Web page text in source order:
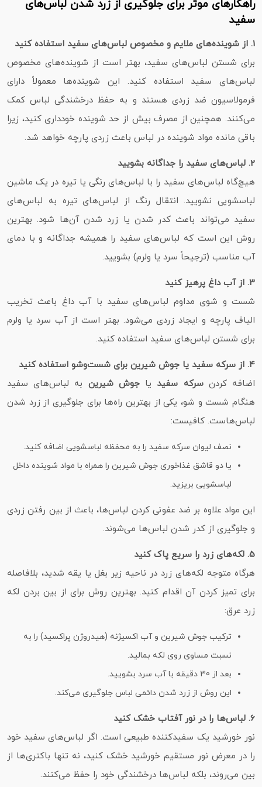
راهکارهای موثر برای جلوگیری از زرد شدن لباس‌های
سفید
1. از شوینده‌های ملایم و مخصوص لباس‌های سفید استفاده کنید
برای شستن لباس‌های سفید، بهتر است از شوینده‌های مخصوص
لباس‌های سفید استفاده کنید. این شوینده‌ها معمولاً دارای
فرمولاسیون ضد زردی هستند و به حفظ درخشندگی لباس کمک
می‌کنند. همچنین از مصرف بیش از حد شوینده خودداری کنید، زیرا
باقی‌ مانده مواد شوینده در لباس باعث زردی پارچه خواهد شد.
2. لباس‌های سفید را جداگانه بشویید
هیچ‌گاه لباس‌های سفید را با لباس‌های رنگی یا تیره در یک ماشین
لباسشویی نشویید. انتقال رنگ از لباس‌های تیره به لباس‌های
سفید می‌تواند باعث کدر شدن یا زرد شدن آن‌ها شود. بهترین
روش این است که لباس‌های سفید را همیشه جداگانه و با دمای
آب مناسب (ترجیحاً سرد یا ولرم) بشویید.
3. از آب داغ پرهیز کنید
شست‌ و شوی مداوم لباس‌های سفید با آب داغ باعث تخریب
الیاف پارچه و ایجاد زردی می‌شود. بهتر است از آب سرد یا ولرم
برای شستن لباس‌های سفید استفاده کنید.
4. از سرکه سفید یا جوش شیرین برای شست‌وشو استفاده کنید
اضافه کردنسرکه سفید یاجوش شیرین به لباس‌های سفید
هنگام شست‌ و شو، یکی از بهترین راه‌ها برای جلوگیری از زرد شدن
لباس‌هاست. کافیست:
نصف لیوان سرکه سفید را به محفظه لباسشویی اضافه کنید.
یا دو قاشق غذاخوری جوش شیرین را همراه با مواد شوینده داخل
لباسشویی بریزید.
این مواد علاوه بر ضد عفونی کردن لباس‌ها، باعث از بین رفتن زردی
و جلوگیری از کدر شدن لباس‌ها می‌شوند.
5. لکه‌های زرد را سریع پاک کنید
هرگاه متوجه لکه‌های زرد در ناحیه زیر بغل یا یقه شدید، بلافاصله
برای تمیز کردن آن اقدام کنید. بهترین روش برای از بین بردن لکه
زرد عرق:
ترکیب جوش شیرین و آب اکسیژنه (هیدروژن پراکسید) را به
نسبت مساوی روی لکه بمالید.
بعد از 30 دقیقه با آب سرد بشویید.
این روش از زرد شدن دائمی لباس جلوگیری می‌کند.
6. لباس‌ها را در نور آفتاب خشک کنید
نور خورشید یک سفیدکننده طبیعی است. اگر لباس‌های سفید خود
را در معرض نور مستقیم خورشید خشک کنید، نه‌ تنها باکتری‌ها از
بین می‌روند، بلکه لباس‌ها درخشندگی خود را حفظ می‌کنند.